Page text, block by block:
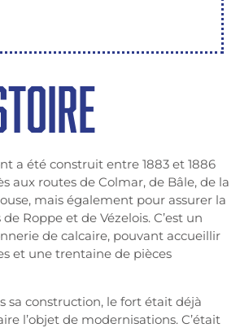
a été construit entre 1883 et 1886
aux routes de Colmar, de Bâle, de la
mais également pour assurer la
Roppe et de Vézelois. C’est un
de calcaire, pouvant accueillir
et une trentaine de pièces
sa construction, le fort était déjà
l’objet de modernisations. C’était